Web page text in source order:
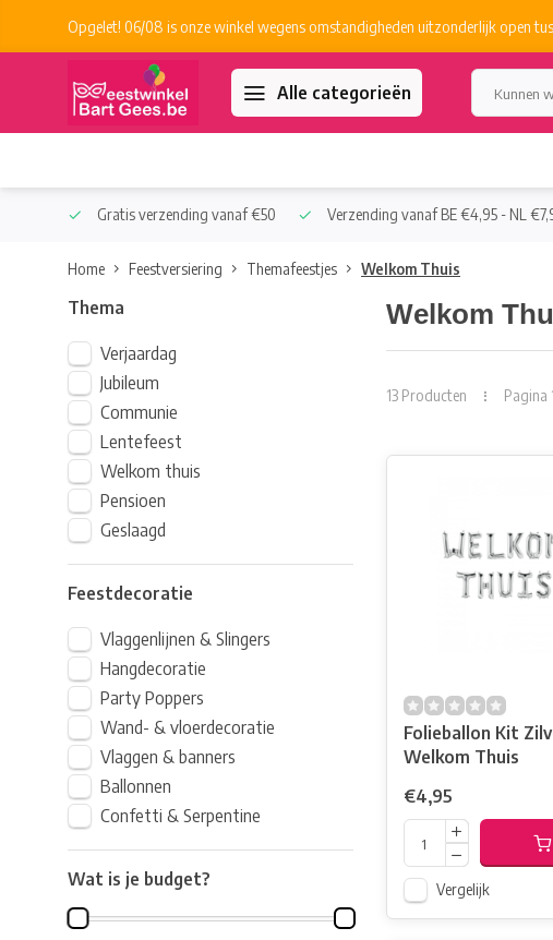
Opgelet! 06/08 is onze winkel wegens omstandigheden uitzonderlijk open
Alle categorieën
Gratis verzending vanaf €50 Verzending vanaf BE €4,95 - NL
Home Feestversiering Themafeestjes Welkom Thuis
Thema
Verjaardag
Jubileum
Communie
Lentefeest
Welkom thuis
Pensioen
Geslaagd
Feestdecoratie
Vlaggenlijnen & Slingers
Hangdecoratie
Party Poppers
Wand- & vloerdecoratie
Vlaggen & banners
Ballonnen
Confetti & Serpentine
Wat is je budget?
Welkom
13 Producten Pagina
Folieballon Kit
Welkom Thuis
€4,95
Vergelijk